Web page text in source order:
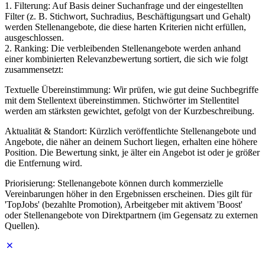
1. Filterung: Auf Basis deiner Suchanfrage und der eingestellten
Filter (z. B. Stichwort, Suchradius, Beschäftigungsart und Gehalt)
werden Stellenangebote, die diese harten Kriterien nicht erfüllen,
ausgeschlossen.
2. Ranking: Die verbleibenden Stellenangebote werden anhand
einer kombinierten Relevanzbewertung sortiert, die sich wie folgt
zusammensetzt:
Textuelle Übereinstimmung: Wir prüfen, wie gut deine Suchbegriffe
mit dem Stellentext übereinstimmen. Stichwörter im Stellentitel
werden am stärksten gewichtet, gefolgt von der Kurzbeschreibung.
Aktualität & Standort: Kürzlich veröffentlichte Stellenangebote und
Angebote, die näher an deinem Suchort liegen, erhalten eine höhere
Position. Die Bewertung sinkt, je älter ein Angebot ist oder je größer
die Entfernung wird.
Priorisierung: Stellenangebote können durch kommerzielle
Vereinbarungen höher in den Ergebnissen erscheinen. Dies gilt für
'TopJobs' (bezahlte Promotion), Arbeitgeber mit aktivem 'Boost'
oder Stellenangebote von Direktpartnern (im Gegensatz zu externen
Quellen).